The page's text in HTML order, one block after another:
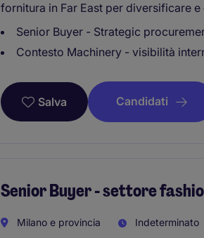
fornitura in Far East per diversificare
Senior Buyer - Strategic
Contesto Machinery - visibilità
Salva Candidati
Senior Buyer - settore
Milano e provincia Indeterminato